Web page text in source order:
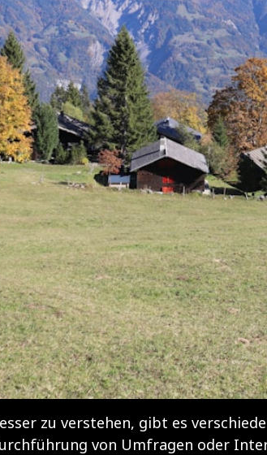
zu verstehen, gibt es
von Umfragen oder